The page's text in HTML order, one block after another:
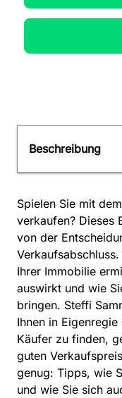
Beschreibung
Spielen Sie mit
verkaufen? Dieses
von der
Ihrer Immobilie
auswirkt und wie
bringen. Steffi
Ihnen in
Käufer zu finden,
guten
genug: Tipps, wie
und wie Sie sich